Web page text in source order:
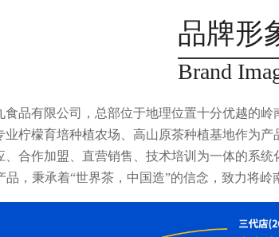
品牌形
Brand
食品有限公司，总部位于地理位置十分优越的
业柠檬育培种植农场、高山原茶种植基地作为
、合作加盟、直营销售、技术培训为一体的系
品，秉承着“世界茶，中国造”的信念，致力将岭